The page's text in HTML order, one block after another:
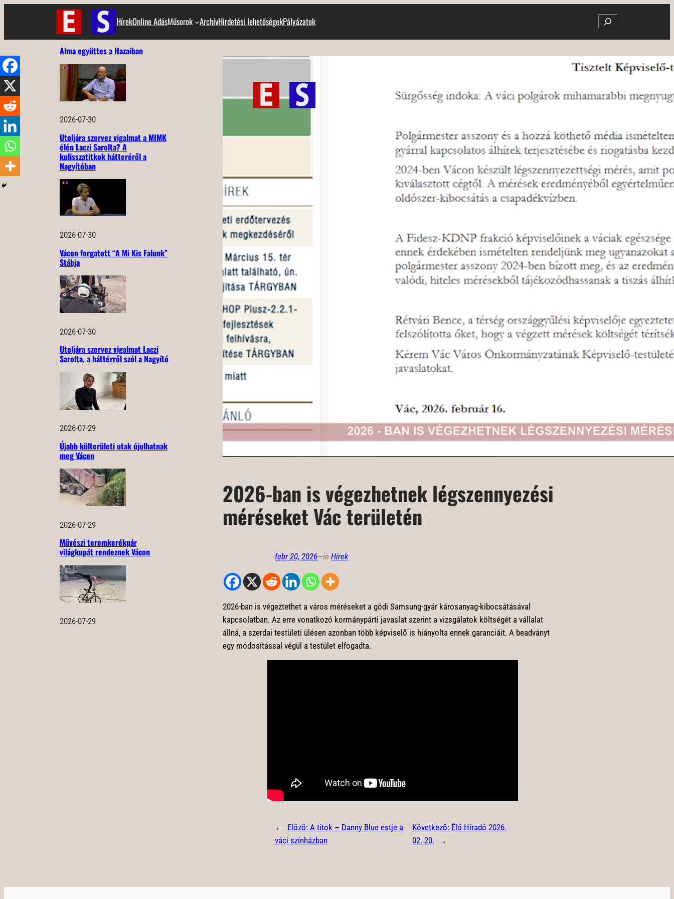
HírekOnline AdásMűsorok ArchívHirdetési lehetőségekPályázatok Search
Alma együttes a Hazaiban
2026-07-30
Utoljára szervez vigalmat a MIMK
élén Laczi Sarolta? A
kulisszatitkok hátteréről a
Nagyítóban
2026-07-30
Vácon forgatott “A Mi Kis Falunk”
Stábja
2026-07-30
Utoljára szervez vigalmat Laczi
Sarolta, a háttérről szól a Nagyító
2026-07-29
Újabb külterületi utak újulhatnak
meg Vácon
2026-07-29
Művészi teremkerékpár
világkupát rendeznek Vácon
2026-07-29
2026-ban is végezhetnek légszennyezési
méréseket Vác területén
febr 20, 2026—in Hírek
2026-ban is végeztethet a város méréseket a gödi Samsung-gyár károsanyag-kibocsátásával
kapcsolatban. Az erre vonatkozó kormánypárti javaslat szerint a vizsgálatok költségét a vállalat
állná, a szerdai testületi ülésen azonban több képviselő is hiányolta ennek garanciáit. A beadványt
egy módosítással végül a testület elfogadta.
← Előző: A titok – Danny Blue estje a
váci színházban
Következő: Élő Híradó 2026.
02. 20. →